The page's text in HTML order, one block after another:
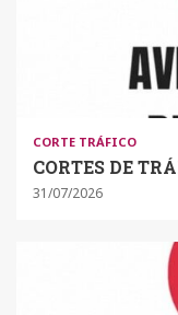
CORTE TRÁFICO
CORTES DE
31/07/2026